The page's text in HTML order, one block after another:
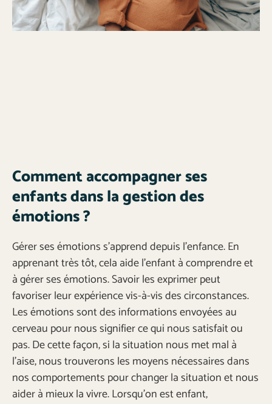
Comment accompagner ses
enfants dans la gestion des
émotions ?
Gérer ses émotions s’apprend depuis l’enfance. En
apprenant très tôt, cela aide l’enfant à comprendre et
à gérer ses émotions. Savoir les exprimer peut
favoriser leur expérience vis-à-vis des circonstances.
Les émotions sont des informations envoyées au
cerveau pour nous signifier ce qui nous satisfait ou
pas. De cette façon, si la situation nous met mal à
l’aise, nous trouverons les moyens nécessaires dans
nos comportements pour changer la situation et nous
aider à mieux la vivre. Lorsqu’on est enfant,